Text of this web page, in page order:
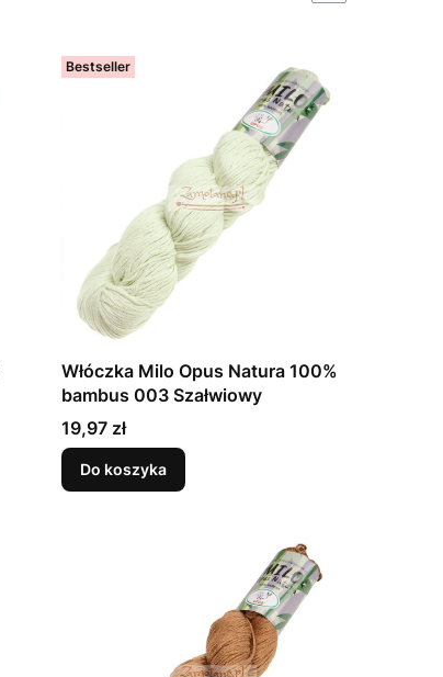
Bestseller
Włóczka Milo Opus Natura 100%
bambus 003 Szałwiowy
Cena
19,97 zł
Do koszyka